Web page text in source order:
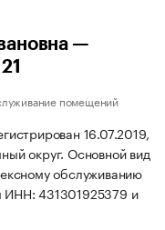
—
помещений
16.07.2019,
округ. Основной вид
обслуживанию
ИНН: 431301925379 и